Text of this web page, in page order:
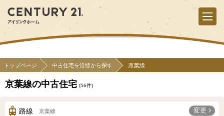
トップページ 中古住宅を沿線から探す 京葉線
京葉線の中古住宅 (56件)
路線 京葉線 変更